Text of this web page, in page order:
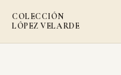
COLECCIÓN
LÓPEZ VELARDE